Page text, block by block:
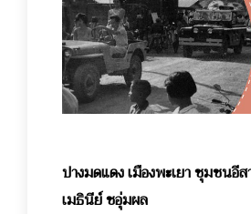
ปางมดแดง เมืองพะเยา ชุมชนอี
เมธินีย์ ชอุ่มผล